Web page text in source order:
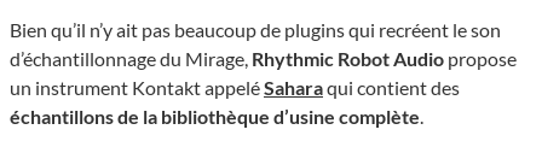
Bien qu’il n’y ait pas beaucoup de plugins qui recréent le son
d’échantillonnage du Mirage, Rhythmic Robot Audio propose
un instrument Kontakt appeléSaharaqui contient des
échantillons de la bibliothèque d’usine complète.